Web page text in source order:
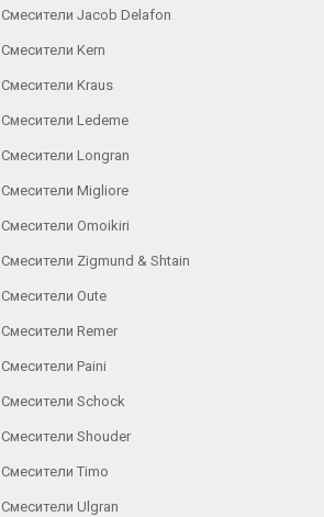
Смесители Jacob Delafon
Смесители Kern
Смесители Kraus
Смесители Ledeme
Смесители Longran
Смесители Migliore
Смесители Omoikiri
Смесители Zigmund & Shtain
Смесители Oute
Смесители Remer
Смесители Paini
Смесители Schock
Смесители Shouder
Смесители Timo
Смесители Ulgran